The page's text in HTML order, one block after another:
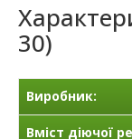
30)
Виробник:
Вміст діючої